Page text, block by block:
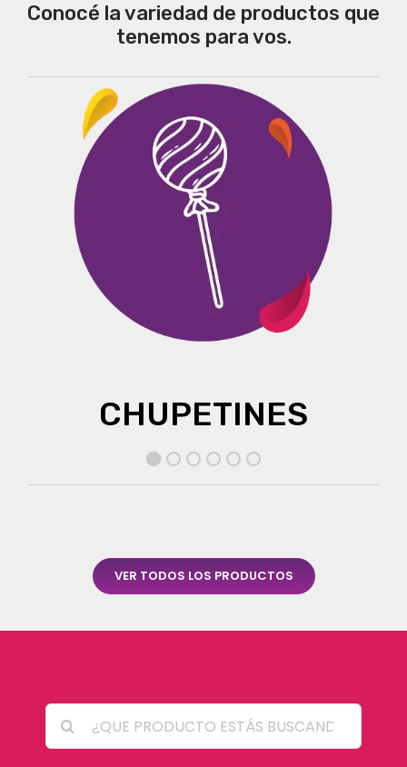
Conocé la variedad de productos que
tenemos para vos.
CHUPETINES
VER TODOS LOS PRODUCTOS
Search
for: